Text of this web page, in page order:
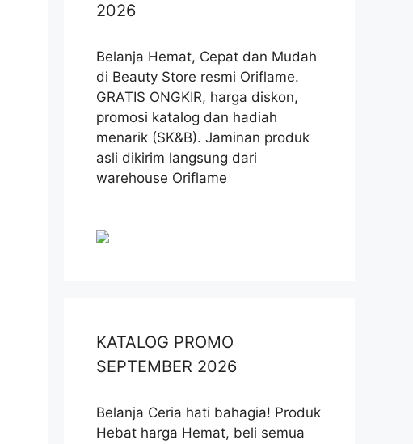
2026
Belanja Hemat, Cepat dan Mudah
di Beauty Store resmi Oriflame.
GRATIS ONGKIR, harga diskon,
promosi katalog dan hadiah
menarik (SK&B). Jaminan produk
asli dikirim langsung dari
warehouse Oriflame
KATALOG PROMO
SEPTEMBER 2026
Belanja Ceria hati bahagia! Produk
Hebat harga Hemat, beli semua